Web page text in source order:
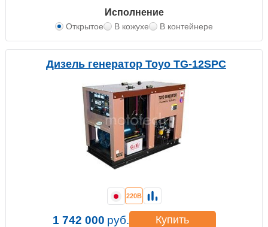
Исполнение
Открытое В кожухе В контейнере
Дизель генератор Toyo TG-12SPC
220В
1 742 000 руб. Купить